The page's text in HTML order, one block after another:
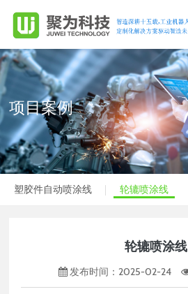
网站首页
关于我们
产品展示
项目案例
视频中心
项目案例
塑胶件自动喷涂线 轮辘喷涂线
轮辘喷涂线
发布时间：2025-02-24